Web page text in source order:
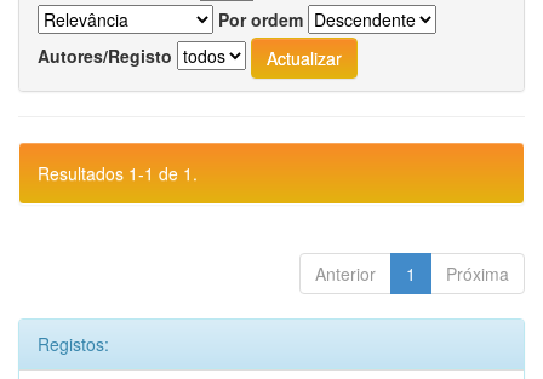
Por ordem
Autores/Registo
Resultados 1-1 de 1.
Anterior 1 Próxima
Registos: